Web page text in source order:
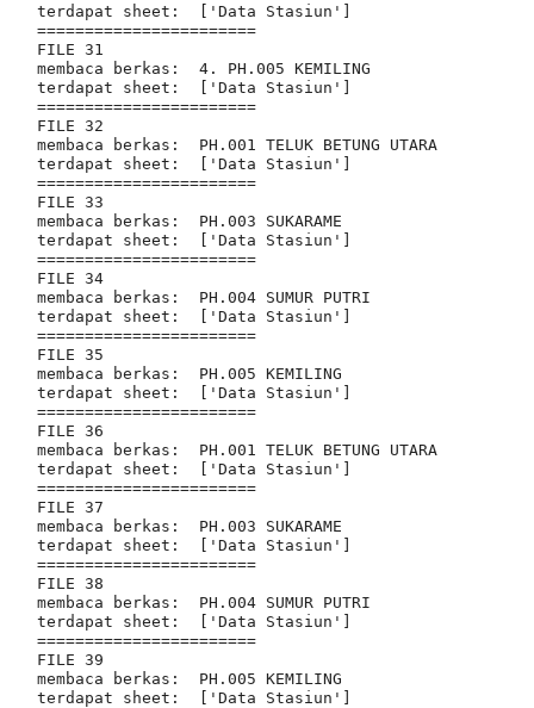
terdapat sheet:  ['Data Stasiun']
=======================
FILE 31
membaca berkas:  4. PH.005 KEMILING
terdapat sheet:  ['Data Stasiun']
=======================
FILE 32
membaca berkas:  PH.001 TELUK BETUNG UTARA
terdapat sheet:  ['Data Stasiun']
=======================
FILE 33
membaca berkas:  PH.003 SUKARAME
terdapat sheet:  ['Data Stasiun']
=======================
FILE 34
membaca berkas:  PH.004 SUMUR PUTRI
terdapat sheet:  ['Data Stasiun']
=======================
FILE 35
membaca berkas:  PH.005 KEMILING
terdapat sheet:  ['Data Stasiun']
=======================
FILE 36
membaca berkas:  PH.001 TELUK BETUNG UTARA
terdapat sheet:  ['Data Stasiun']
=======================
FILE 37
membaca berkas:  PH.003 SUKARAME
terdapat sheet:  ['Data Stasiun']
=======================
FILE 38
membaca berkas:  PH.004 SUMUR PUTRI
terdapat sheet:  ['Data Stasiun']
=======================
FILE 39
membaca berkas:  PH.005 KEMILING
terdapat sheet:  ['Data Stasiun']